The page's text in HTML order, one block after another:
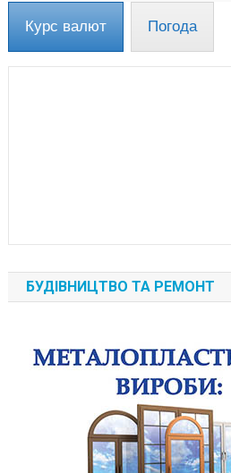
Курс валют Погода
БУДІВНИЦТВО ТА РЕМОНТ